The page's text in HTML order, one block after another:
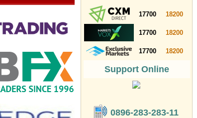
17700 18200
17700 18200
17700 18200
Support Online
0896-283-283-11